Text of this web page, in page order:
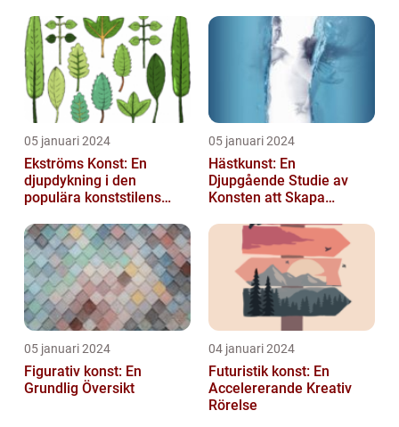
05 januari 2024
Ekströms Konst: En
djupdykning i den
populära konststilens
05 januari 2024
Hästkunst: En
Djupgående Studie av
Konsten att Skapa
05 januari 2024
Figurativ konst: En
Grundlig Översikt
04 januari 2024
Futuristik konst: En
Accelererande Kreativ
Rörelse